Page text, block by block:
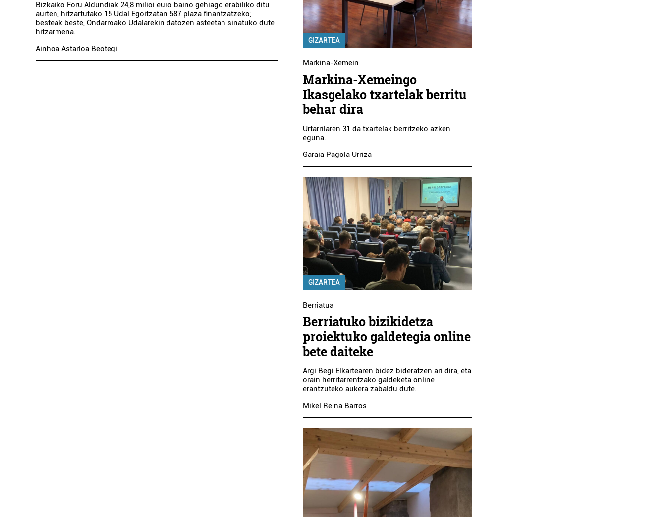
Bizkaiko Foru Aldundiak 24,8 milioi euro baino gehiago erabiliko ditu
aurten, hitzartutako 15 Udal Egoitzatan 587 plaza finantzatzeko;
besteak beste, Ondarroako Udalarekin datozen asteetan sinatuko dute
hitzarmena.
Ainhoa Astarloa Beotegi
GIZARTEA
Markina-Xemein
Markina-Xemeingo
Ikasgelako txartelak berritu
behar dira
Urtarrilaren 31 da txartelak berritzeko azken
eguna.
Garaia Pagola Urriza
GIZARTEA
Berriatua
Berriatuko bizikidetza
proiektuko galdetegia online
bete daiteke
Argi Begi Elkartearen bidez bideratzen ari dira, eta
orain herritarrentzako galdeketa online
erantzuteko aukera zabaldu dute.
Mikel Reina Barros